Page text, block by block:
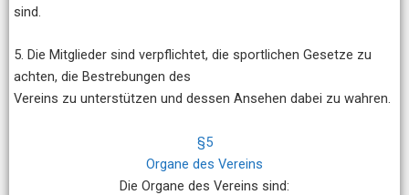
sind.
5. Die Mitglieder sind verpflichtet, die sportlichen Gesetze zu
achten, die Bestrebungen des
Vereins zu unterstützen und dessen Ansehen dabei zu wahren.
§5
Organe des Vereins
Die Organe des Vereins sind: